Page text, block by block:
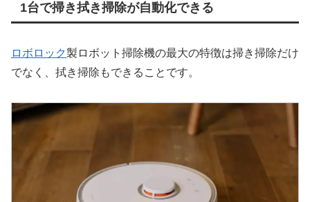
1台で掃き拭き掃除が自動化できる
ロボロック製ロボット掃除機の最大の特徴は掃き掃除だけ
でなく、拭き掃除もできることです。